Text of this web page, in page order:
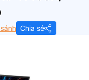
Chia sẻ